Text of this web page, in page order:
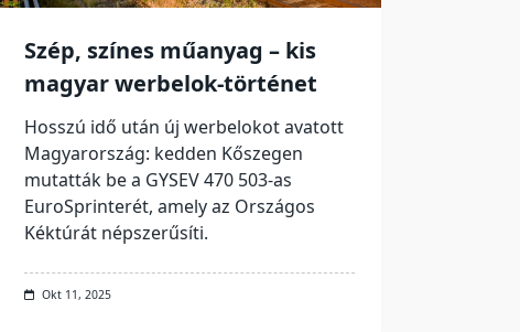
Szép, színes műanyag – kis
magyar werbelok-történet
Hosszú idő után új werbelokot avatott
Magyarország: kedden Kőszegen
mutatták be a GYSEV 470 503-as
EuroSprinterét, amely az Országos
Kéktúrát népszerűsíti.
Okt 11, 2025